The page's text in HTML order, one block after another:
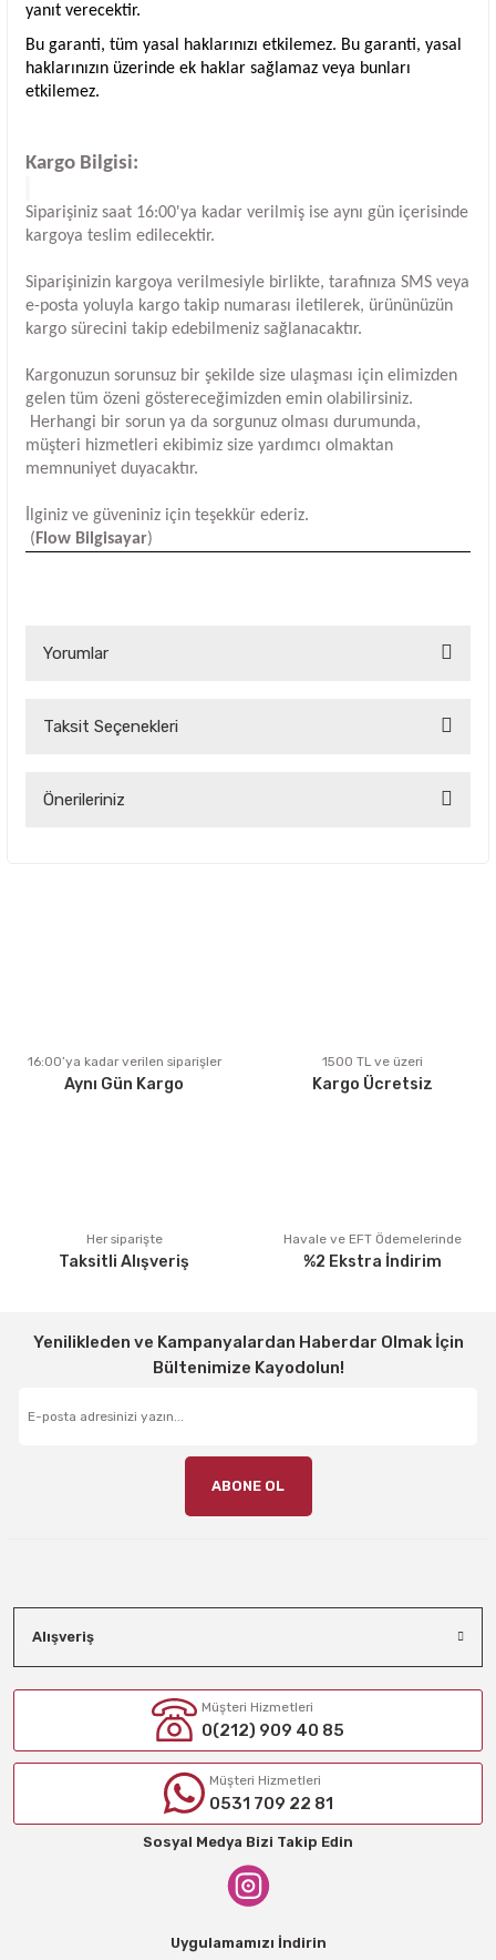
yanıt verecektir.
Bu garanti, tüm yasal haklarınızı etkilemez. Bu garanti, yasal
haklarınızın üzerinde ek haklar sağlamaz veya bunları
etkilemez.
Kargo Bilgisi:
Siparişiniz saat 16:00'ya kadar verilmiş ise aynı gün içerisinde
kargoya teslim edilecektir.
Siparişinizin kargoya verilmesiyle birlikte, tarafınıza SMS veya
e-posta yoluyla kargo takip numarası iletilerek, ürününüzün
kargo sürecini takip edebilmeniz sağlanacaktır.
Kargonuzun sorunsuz bir şekilde size ulaşması için elimizden
gelen tüm özeni göstereceğimizden emin olabilirsiniz.
Herhangi bir sorun ya da sorgunuz olması durumunda,
müşteri hizmetleri ekibimiz size yardımcı olmaktan
memnuniyet duyacaktır.
İlginiz ve güveniniz için teşekkür ederiz.
( Flow Bilgisayar)
Yorumlar
Bu ürüne ilk yorumu siz yapın!
Taksit Seçenekleri
Önerileriniz
Ürün fiyatı diğer sitelerden daha pahalı.
Bu ürüne benzer farklı alternatifler olmalı.
16:00’ya kadar verilen siparişler
Aynı Gün Kargo
1500 TL ve üzeri
Kargo Ücretsiz
Her siparişte
Taksitli Alışveriş
Havale ve EFT Ödemelerinde
%2 Ekstra İndirim
Yenilikleden ve Kampanyalardan Haberdar Olmak İçin
Bültenimize Kayodolun!
ABONE OL
Alışveriş
Müşteri Hizmetleri
0(212) 909 40 85
Müşteri Hizmetleri
0531 709 22 81
Sosyal Medya Bizi Takip Edin
Uygulamamızı İndirin